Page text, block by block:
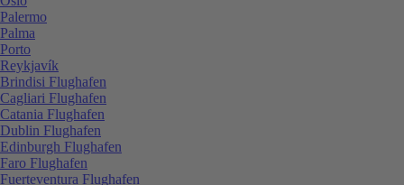
Palermo
Palma
Porto
Reykjavík
Brindisi Flughafen
Cagliari Flughafen
Catania Flughafen
Dublin Flughafen
Edinburgh Flughafen
Faro Flughafen
Fuerteventura Flughafen